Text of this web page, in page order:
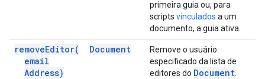
primeira guia ou, para
scripts vinculados a um
documento, a guia ativa.
removeEditor(
email
Address)
Document
Remove o usuário
especificado da lista de
editores do Document